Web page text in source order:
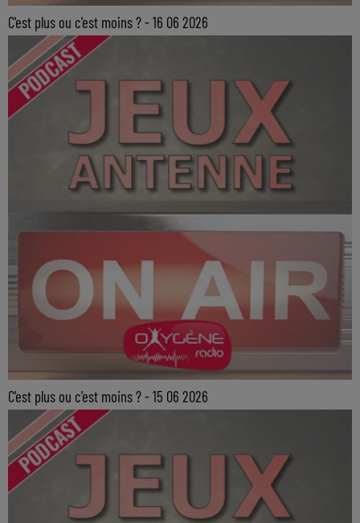
C'est plus ou c'est moins ? - 16 06 2026
C'est plus ou c'est moins ? - 15 06 2026